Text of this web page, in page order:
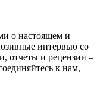
о настоящем и
интервью со
отчеты и рецензии –
к нам,